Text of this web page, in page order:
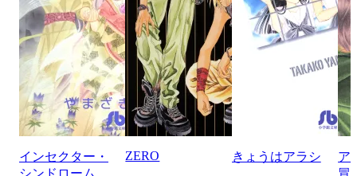
インセクター・
シンドローム
ZERO きょうはアラシ
ア
冒